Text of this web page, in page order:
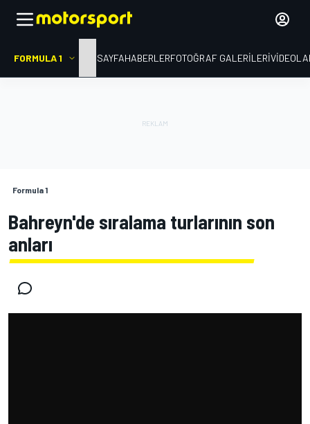
FORMULA 1 ANA SAYFAHABERLERFOTOĞRAF GALERILERI
Formula 1
Bahreyn'de sıralama turlarının son
anları